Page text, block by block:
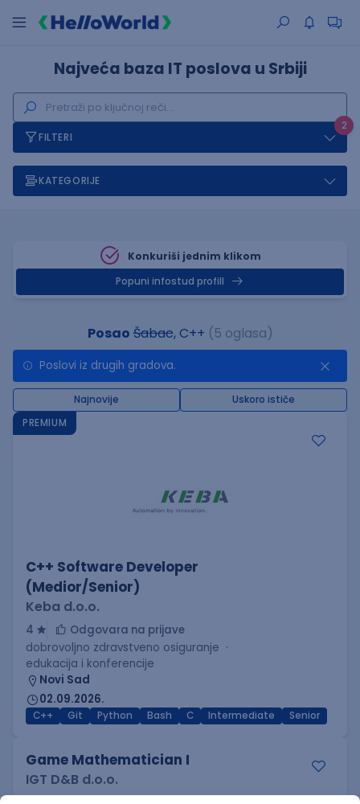
Najveća baza IT poslova u Srbiji
2
FILTERI
KATEGORIJE
Konkuriši jednim klikom
Popuni infostud profill
PosaoŠabac, C++ (5 oglasa)
Poslovi iz drugih gradova.
Najnovije
Uskoro ističe
PREMIUM
C++ Software Developer
(Medior/Senior)
Keba d.o.o.
4
Odgovara na prijave
dobrovoljno zdravstveno osiguranje
edukacija i konferencije
Novi Sad
02.09.2026.
C++ Git Python Bash C Intermediate Senior
Game Mathematician I
IGT D&B d.o.o.